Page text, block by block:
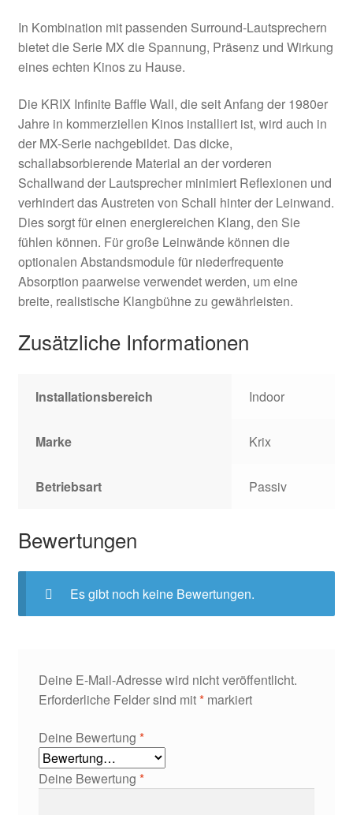
In Kombination mit passenden Surround-Lautsprechern
bietet die Serie MX die Spannung, Präsenz und Wirkung
eines echten Kinos zu Hause.
Die KRIX Infinite Baffle Wall, die seit Anfang der 1980er
Jahre in kommerziellen Kinos installiert ist, wird auch in
der MX-Serie nachgebildet. Das dicke,
schallabsorbierende Material an der vorderen
Schallwand der Lautsprecher minimiert Reflexionen und
verhindert das Austreten von Schall hinter der Leinwand.
Dies sorgt für einen energiereichen Klang, den Sie
fühlen können. Für große Leinwände können die
optionalen Abstandsmodule für niederfrequente
Absorption paarweise verwendet werden, um eine
breite, realistische Klangbühne zu gewährleisten.
Zusätzliche Informationen
Installationsbereich Indoor
Marke Krix
Betriebsart Passiv
Bewertungen
Es gibt noch keine Bewertungen.
Deine E-Mail-Adresse wird nicht veröffentlicht.
Erforderliche Felder sind mit*markiert
Deine Bewertung *
Deine Bewertung *